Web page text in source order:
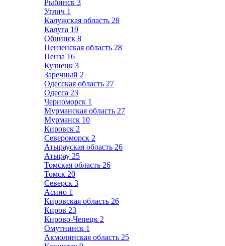
Рыбинск 3
Углич 1
Калужская область 28
Калуга 19
Обнинск 8
Пензенская область 28
Пенза 16
Кузнецк 3
Заречный 2
Одесская область 27
Одесса 23
Черноморск 1
Мурманская область 27
Мурманск 10
Кировск 2
Североморск 2
Атырауская область 26
Атырау 25
Томская область 26
Томск 20
Северск 3
Асино 1
Кировская область 26
Киров 23
Кирово-Чепецк 2
Омутнинск 1
Акмолинская область 25